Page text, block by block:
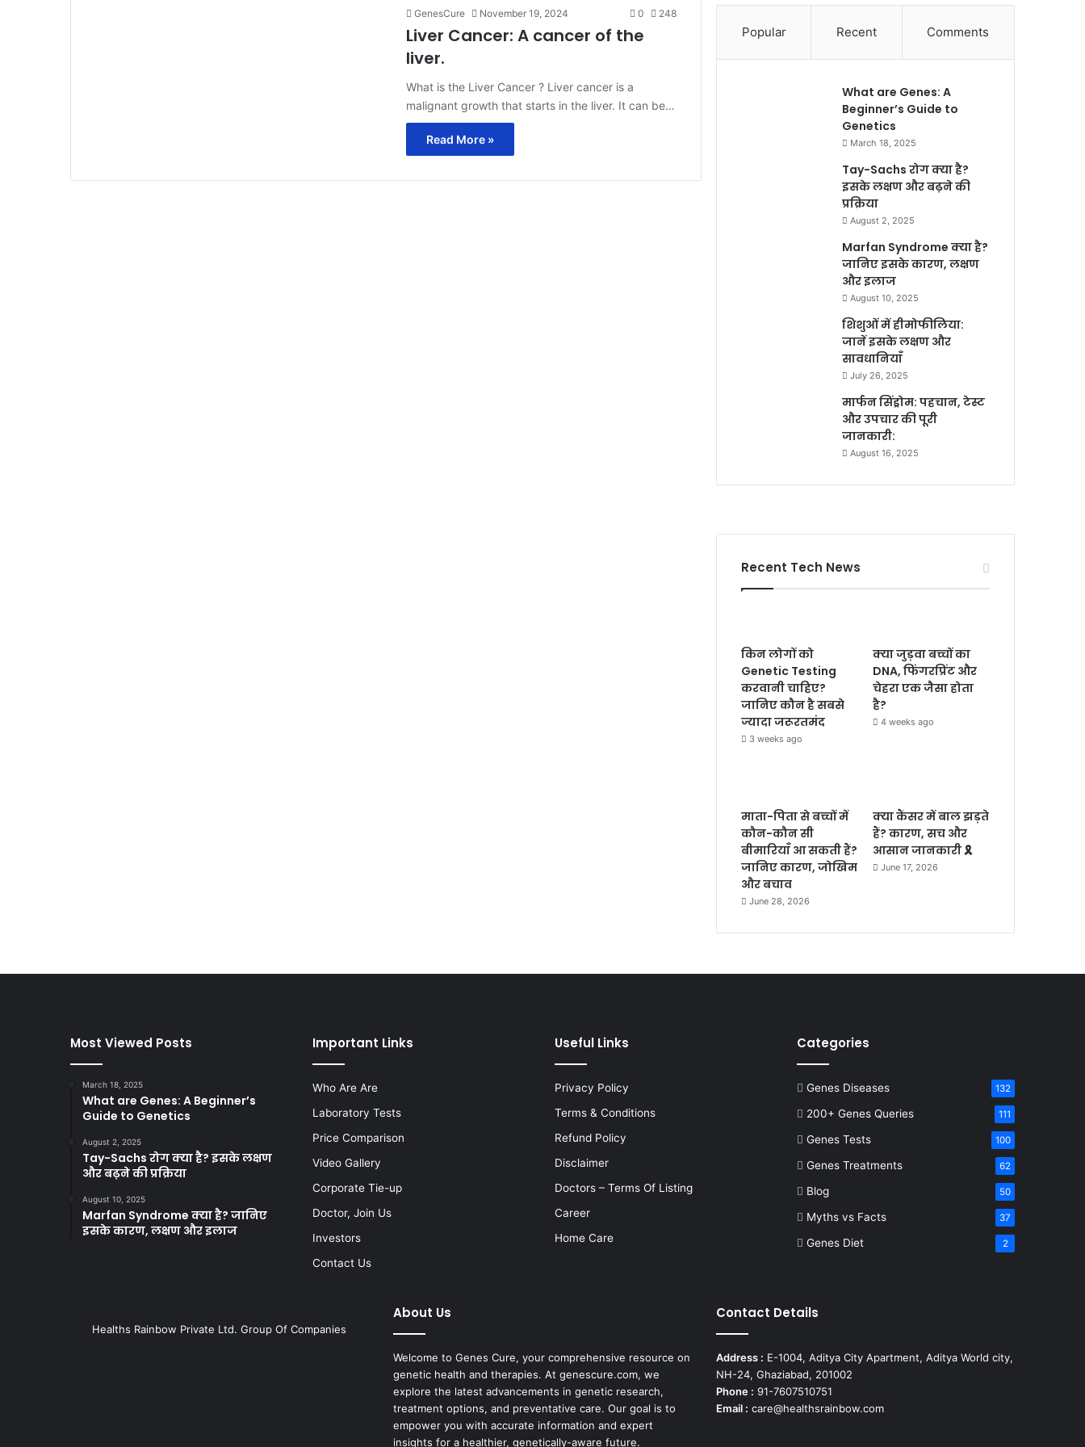
GenesCure November 19, 2024 0 248
Liver Cancer: A cancer of the
liver.
What is the Liver Cancer ? Liver cancer is a
malignant growth that starts in the liver. It can be…
Read More »
Popular Recent Comments
What are Genes: A
Beginner’s Guide to
Genetics
March 18, 2025
Tay-Sachs रोग क्या है?
इसके लक्षण और बढ़ने की
प्रक्रिया
August 2, 2025
Marfan Syndrome क्या है?
जानिए इसके कारण, लक्षण
और इलाज
August 10, 2025
शिशुओं में हीमोफीलिया:
जानें इसके लक्षण और
सावधानियाँ
July 26, 2025
मार्फन सिंड्रोम: पहचान, टेस्ट
और उपचार की पूरी
जानकारी:
August 16, 2025
Recent Tech News
किन लोगों को
Genetic Testing
करवानी चाहिए?
जानिए कौन है सबसे
ज्यादा जरूरतमंद
3 weeks ago
क्या जुड़वा बच्चों का
DNA, फिंगरप्रिंट और
चेहरा एक जैसा होता
है?
4 weeks ago
माता-पिता से बच्चों में
कौन-कौन सी
बीमारियाँ आ सकती हैं?
जानिए कारण, जोखिम
और बचाव
June 28, 2026
क्या कैंसर में बाल झड़ते
हैं? कारण, सच और
आसान जानकारी 🎗️
June 17, 2026
Most Viewed Posts
March 18, 2025
What are Genes: A Beginner’s
Guide to Genetics
August 2, 2025
Tay-Sachs रोग क्या है? इसके लक्षण
और बढ़ने की प्रक्रिया
August 10, 2025
Marfan Syndrome क्या है? जानिए
इसके कारण, लक्षण और इलाज
Important Links
Who Are Are
Laboratory Tests
Price Comparison
Video Gallery
Corporate Tie-up
Doctor, Join Us
Investors
Contact Us
Useful Links
Privacy Policy
Terms & Conditions
Refund Policy
Disclaimer
Doctors – Terms Of Listing
Career
Home Care
Categories
Genes Diseases 132
200+ Genes Queries 111
Genes Tests 100
Genes Treatments 62
Blog 50
Myths vs Facts 37
Genes Diet 2
Healths Rainbow Private Ltd. Group Of Companies
About Us
Welcome to Genes Cure, your comprehensive resource on
genetic health and therapies. At genescure.com, we
explore the latest advancements in genetic research,
treatment options, and preventative care. Our goal is to
empower you with accurate information and expert
insights for a healthier, genetically-aware future.
Contact Details
Address : E-1004, Aditya City Apartment, Aditya World city,
NH-24, Ghaziabad, 201002
Phone : 91-7607510751
Email : care@healthsrainbow.com